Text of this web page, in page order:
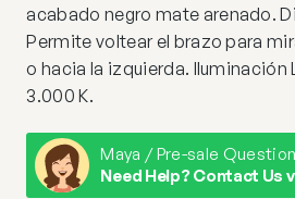
acabado negro mate arenado.
Permite voltear el brazo para
o hacia la izquierda. Iluminación
3.000 K.
Maya / Pre-sale
Need Help? Contact Us